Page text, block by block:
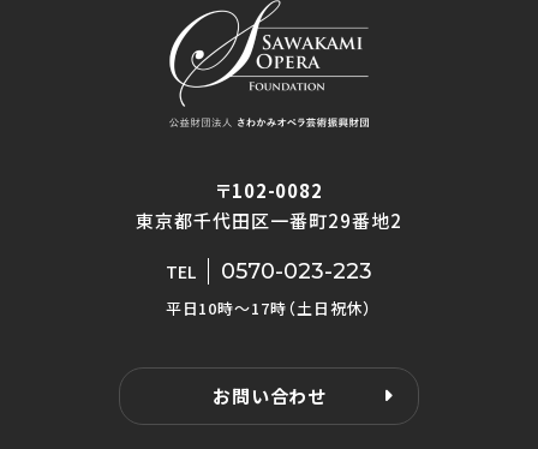
〒102-0082
東京都千代田区一番町29番地2
TEL 0570-023-223
平日10時〜17時（土日祝休）
お問い合わせ